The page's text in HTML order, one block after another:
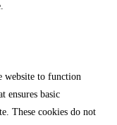
website to function
ensures basic
These cookies do not